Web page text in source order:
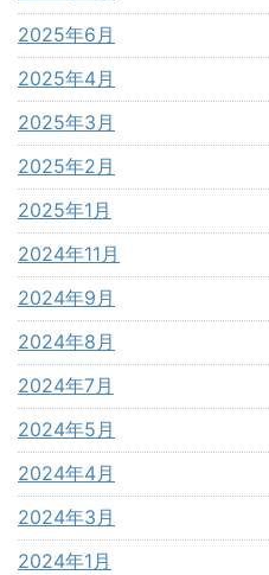
2025年6月
2025年4月
2025年3月
2025年2月
2025年1月
2024年11月
2024年9月
2024年8月
2024年7月
2024年5月
2024年4月
2024年3月
2024年1月